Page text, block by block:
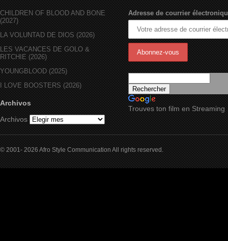
CHILDREN OF BLOOD AND BONE
(2027)
LA VOLUNTAD DE DIOS (2026)
LES VACANCES DE GOLO &
RITCHIE (2026)
YOUNGBLOOD (2025)
I LOVE BOOSTERS (2026)
Archivos
Archivos
Adresse de courrier
Trouves ton film en Streaming
© 2001- 2026 Afro Style Communication All rights reserved.